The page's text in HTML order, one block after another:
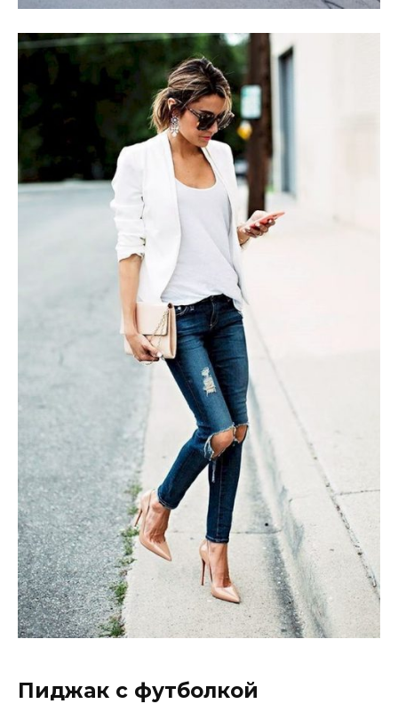
Пиджак с футболкой